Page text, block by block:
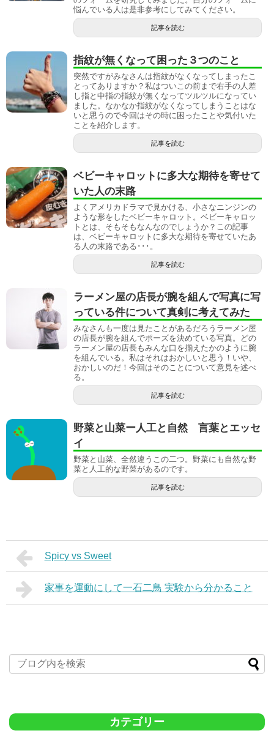
悩んでいる人は是非参考にしてみてください。
記事を読む
指紋が無くなって困った３つのこと
突然ですがみなさんは指紋がなくなってしまったこ
とってありますか？私はついこの前まで右手の人差
し指と中指の指紋が無くなってツルツルになってい
ました。なかなか指紋がなくなってしまうことはな
いと思うので今回はその時に困ったことや気付いた
ことを紹介します。
記事を読む
ベビーキャロットに多大な期待を寄せて
いた人の末路
よくアメリカドラマで見かける、小さなニンジンの
ような形をしたベビーキャロット。ベビーキャロッ
トとは、そもそもなんなのでしょうか？この記事
は、ベビーキャロットに多大な期待を寄せていたあ
る人の末路である･･･。
記事を読む
ラーメン屋の店長が腕を組んで写真に写
っている件について真剣に考えてみた
みなさんも一度は見たことがあるだろうラーメン屋
の店長が腕を組んでポーズを決めている写真。どの
ラーメン屋の店長もみんな口を揃えたかのように腕
を組んでいる。私はそれはおかしいと思う！いや、
おかしいのだ！今回はそのことについて意見を述べ
る。
記事を読む
野菜と山菜ー人工と自然 言葉とエッセ
イ
野菜と山菜、全然違うこの二つ。野菜にも自然な野
菜と人工的な野菜があるのです。
記事を読む
Spicy vs Sweet
家事を運動にして一石二鳥 実験から分かること
カテゴリー